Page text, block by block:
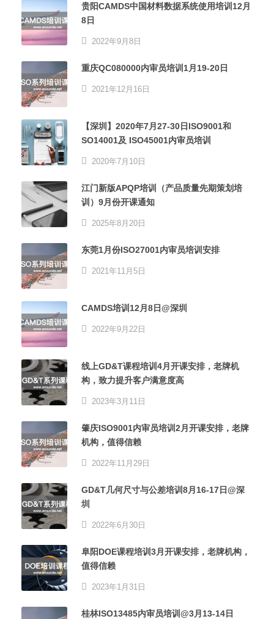
贵阳CAMDS中国材料数据系统使用培训12月
8日
2022年9月8日
重庆QC080000内审员培训1月19-20日
2021年12月16日
【深圳】2020年7月27-30日ISO9001和
SO14001及 ISO45001内审员培训
2020年7月10日
江门新版APQP培训（产品质量先期策划培
训）9月份开课通知
2025年8月20日
东莞1月份ISO27001内审员培训安排
2021年11月5日
CAMDS培训12月8日@深圳
2022年9月22日
线上GD&T课程培训4月开课安排，老牌机
构，致力提升客户满意度高
2023年3月11日
肇庆ISO9001内审员培训2月开课安排，老牌
机构，值得信赖
2022年11月29日
GD&T几何尺寸与公差培训8月16-17日@深
圳
2022年6月30日
阜阳DOE课程培训3月开课安排，老牌机构，
值得信赖
2023年1月31日
桂林ISO13485内审员培训@3月13-14日